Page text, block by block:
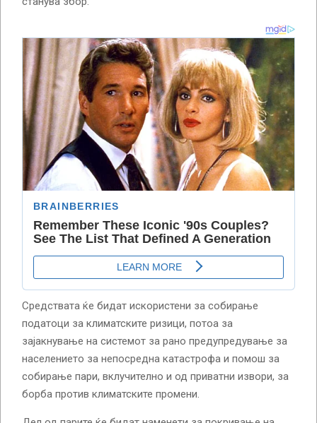
Средствата ќе бидат искористени за собирање
податоци за климатските ризици, потоа за
зајакнување на системот за рано предупредување за
населението за непосредна катастрофа и помош за
собирање пари, вклучително и од приватни извори, за
борба против климатските промени.